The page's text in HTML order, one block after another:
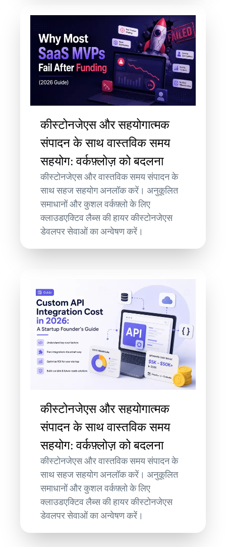
कीस्टोनजेएस और सहयोगात्मक
संपादन के साथ वास्तविक समय
सहयोग: वर्कफ़्लोज़ को बदलना
कीस्टोनजेएस और वास्तविक समय संपादन के
साथ सहज सहयोग अनलॉक करें। अनुकूलित
समाधानों और कुशल वर्कफ़्लो के लिए
क्लाउडएक्टिव लैब्स की हायर कीस्टोनजेएस
डेवलपर सेवाओं का अन्वेषण करें।
कीस्टोनजेएस और सहयोगात्मक
संपादन के साथ वास्तविक समय
सहयोग: वर्कफ़्लोज़ को बदलना
कीस्टोनजेएस और वास्तविक समय संपादन के
साथ सहज सहयोग अनलॉक करें। अनुकूलित
समाधानों और कुशल वर्कफ़्लो के लिए
क्लाउडएक्टिव लैब्स की हायर कीस्टोनजेएस
डेवलपर सेवाओं का अन्वेषण करें।